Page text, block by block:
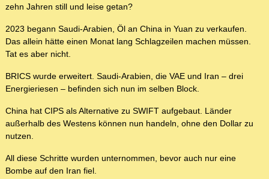
zehn Jahren still und leise getan?
2023 begann Saudi-Arabien, Öl an China in Yuan zu verkaufen.
Das allein hätte einen Monat lang Schlagzeilen machen müssen.
Tat es aber nicht.
BRICS wurde erweitert. Saudi-Arabien, die VAE und Iran – drei
Energieriesen – befinden sich nun im selben Block.
China hat CIPS als Alternative zu SWIFT aufgebaut. Länder
außerhalb des Westens können nun handeln, ohne den Dollar zu
nutzen.
All diese Schritte wurden unternommen, bevor auch nur eine
Bombe auf den Iran fiel.